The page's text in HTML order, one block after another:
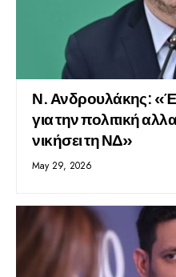
Ν. Ανδρουλάκης:
για την πολιτική
νικήσει τη ΝΔ»
May 29, 2026